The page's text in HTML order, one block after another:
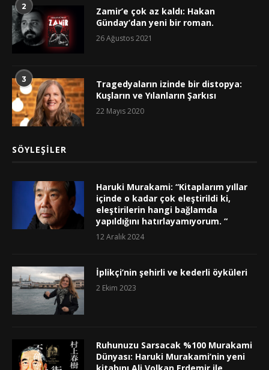
2
Zamir’e çok az kaldı: Hakan
Günday’dan yeni bir roman.
26 Ağustos 2021
3
Tragedyaların izinde bir distopya:
Kuşların ve Yılanların Şarkısı
22 Mayıs 2020
SÖYLEŞILER
Haruki Murakami: “Kitaplarım yıllar
içinde o kadar çok eleştirildi ki,
eleştirilerin hangi bağlamda
yapıldığını hatırlayamıyorum. “
12 Aralık 2024
İplikçi’nin şehirli ve kederli öyküleri
2 Ekim 2023
Ruhunuzu Sarsacak %100 Murakami
Dünyası: Haruki Murakami’nin yeni